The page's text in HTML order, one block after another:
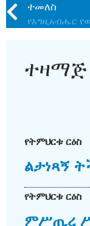
ተመለስ
የእግዚአብሔር
የትምህርቱ ርዕስ
ልታነጻኝ
የትምህርቱ ርዕስ
ምሥጢረ